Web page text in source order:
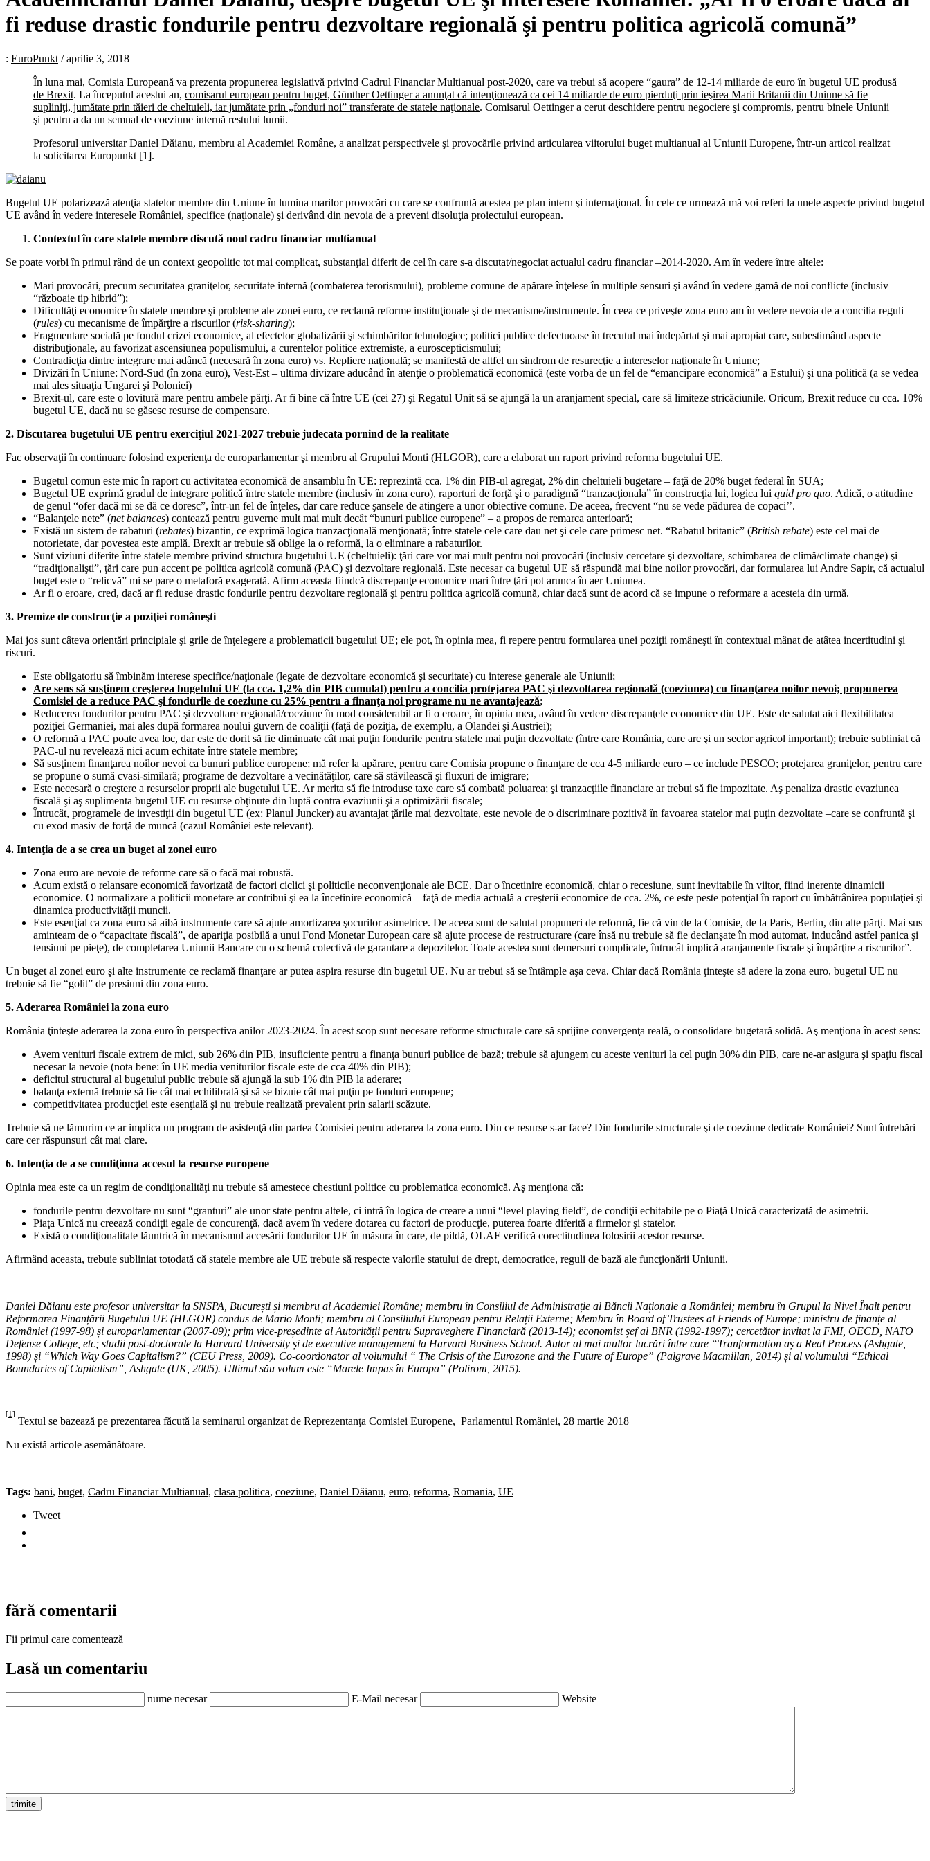
fi reduse drastic fondurile pentru dezvoltare regională şi pentru politica agricolă comună”
: EuroPunkt /aprilie 3, 2018
În luna mai, Comisia Europeană va prezenta propunerea legislativă privind Cadrul Financiar Multianual post-2020, care va trebui să acopere “gaura” de 12-14 miliarde de euro în bugetul UE produsă
de Brexit. La începutul acestui an, comisarul european pentru buget, Günther Oettinger a anunţat că intenţionează ca cei 14 miliarde de euro pierduţi prin ieşirea Marii Britanii din Uniune să fie
supliniţi, jumătate prin tăieri de cheltuieli, iar jumătate prin „fonduri noi” transferate de statele naţionale. Comisarul Oettinger a cerut deschidere pentru negociere şi compromis, pentru binele Uniunii
şi pentru a da un semnal de coeziune internă restului lumii.
Profesorul universitar Daniel Dăianu, membru al Academiei Române, a analizat perspectivele şi provocările privind articularea viitorului buget multianual al Uniunii Europene, într-un articol realizat
la solicitarea Europunkt [1].
Bugetul UE polarizează atenţia statelor membre din Uniune în lumina marilor provocări cu care se confruntă acestea pe plan intern şi internaţional. În cele ce urmează mă voi referi la unele aspecte privind bugetul
UE având în vedere interesele României, specifice (naţionale) şi derivând din nevoia de a preveni disoluţia proiectului european.
Contextul în care statele membre discută noul cadru financiar multianual
Se poate vorbi în primul rând de un context geopolitic tot mai complicat, substanţial diferit de cel în care s-a discutat/negociat actualul cadru financiar –2014-2020. Am în vedere între altele:
Mari provocări, precum securitatea graniţelor, securitate internă (combaterea terorismului), probleme comune de apărare înţelese în multiple sensuri şi având în vedere gamă de noi conflicte (inclusiv
“războaie tip hibrid”);
Dificultăţi economice în statele membre şi probleme ale zonei euro, ce reclamă reforme instituţionale şi de mecanisme/instrumente. În ceea ce priveşte zona euro am în vedere nevoia de a concilia reguli
(rules) cu mecanisme de împărţire a riscurilor (risk-sharing);
Fragmentare socială pe fondul crizei economice, al efectelor globalizării şi schimbărilor tehnologice; politici publice defectuoase în trecutul mai îndepărtat şi mai apropiat care, subestimând aspecte
distribuţionale, au favorizat ascensiunea populismului, a curentelor politice extremiste, a euroscepticismului;
Contradicţia dintre integrare mai adâncă (necesară în zona euro) vs. Repliere naţională; se manifestă de altfel un sindrom de resurecţie a intereselor naţionale în Uniune;
Divizări în Uniune: Nord-Sud (în zona euro), Vest-Est – ultima divizare aducând în atenţie o problematică economică (este vorba de un fel de “emancipare economică” a Estului) şi una politică (a se vedea
mai ales situaţia Ungarei şi Poloniei)
Brexit-ul, care este o lovitură mare pentru ambele părţi. Ar fi bine că între UE (cei 27) şi Regatul Unit să se ajungă la un aranjament special, care să limiteze stricăciunile. Oricum, Brexit reduce cu cca. 10%
bugetul UE, dacă nu se găsesc resurse de compensare.
2. Discutarea bugetului UE pentru exerciţiul 2021-2027 trebuie judecata pornind de la realitate
Fac observaţii în continuare folosind experienţa de europarlamentar şi membru al Grupului Monti (HLGOR), care a elaborat un raport privind reforma bugetului UE.
Bugetul comun este mic în raport cu activitatea economică de ansamblu în UE: reprezintă cca. 1% din PIB-ul agregat, 2% din cheltuieli bugetare – faţă de 20% buget federal în SUA;
Bugetul UE exprimă gradul de integrare politică între statele membre (inclusiv în zona euro), raporturi de forţă şi o paradigmă “tranzacţionala” în construcţia lui, logica lui quid pro quo. Adică, o atitudine
de genul “ofer dacă mi se dă ce doresc”, într-un fel de înţeles, dar care reduce şansele de atingere a unor obiective comune. De aceea, frecvent “nu se vede pădurea de copaci’’.
“Balanţele nete” (net balances) contează pentru guverne mult mai mult decât “bunuri publice europene” – a propos de remarca anterioară;
Există un sistem de rabaturi (rebates) bizantin, ce exprimă logica tranzacţională menţionată; între statele cele care dau net şi cele care primesc net. “Rabatul britanic” (British rebate) este cel mai de
notorietate, dar povestea este amplă. Brexit ar trebuie să oblige la o reformă, la o eliminare a rabaturilor.
Sunt viziuni diferite între statele membre privind structura bugetului UE (cheltuieli): ţări care vor mai mult pentru noi provocări (inclusiv cercetare şi dezvoltare, schimbarea de climă/climate change) şi
“tradiţionalişti”, ţări care pun accent pe politica agricolă comună (PAC) şi dezvoltare regională. Este necesar ca bugetul UE să răspundă mai bine noilor provocări, dar formularea lui Andre Sapir, că actualul
buget este o “relicvă” mi se pare o metaforă exagerată. Afirm aceasta fiindcă discrepanţe economice mari între ţări pot arunca în aer Uniunea.
Ar fi o eroare, cred, dacă ar fi reduse drastic fondurile pentru dezvoltare regională şi pentru politica agricolă comună, chiar dacă sunt de acord că se impune o reformare a acesteia din urmă.
3. Premize de construcţie a poziţiei româneşti
Mai jos sunt câteva orientări principiale şi grile de înţelegere a problematicii bugetului UE; ele pot, în opinia mea, fi repere pentru formularea unei poziţii româneşti în contextual mânat de atâtea incertitudini şi
riscuri.
Este obligatoriu să îmbinăm interese specifice/naţionale (legate de dezvoltare economică şi securitate) cu interese generale ale Uniunii;
Are sens să susţinem creşterea bugetului UE (la cca. 1,2% din PIB cumulat) pentru a concilia protejarea PAC şi dezvoltarea regională (coeziunea) cu finanţarea noilor nevoi; propunerea
Comisiei de a reduce PAC şi fondurile de coeziune cu 25% pentru a finanţa noi programe nu ne avantajează;
Reducerea fondurilor pentru PAC şi dezvoltare regională/coeziune în mod considerabil ar fi o eroare, în opinia mea, având în vedere discrepanţele economice din UE. Este de salutat aici flexibilitatea
poziţiei Germaniei, mai ales după formarea noului guvern de coaliţii (faţă de poziţia, de exemplu, a Olandei şi Austriei);
O reformă a PAC poate avea loc, dar este de dorit să fie diminuate cât mai puţin fondurile pentru statele mai puţin dezvoltate (între care România, care are şi un sector agricol important); trebuie subliniat că
PAC-ul nu revelează nici acum echitate între statele membre;
Să susţinem finanţarea noilor nevoi ca bunuri publice europene; mă refer la apărare, pentru care Comisia propune o finanţare de cca 4-5 miliarde euro – ce include PESCO; protejarea graniţelor, pentru care
se propune o sumă cvasi-similară; programe de dezvoltare a vecinătăţilor, care să stăvilească şi fluxuri de imigrare;
Este necesară o creştere a resurselor proprii ale bugetului UE. Ar merita să fie introduse taxe care să combată poluarea; şi tranzacţiile financiare ar trebui să fie impozitate. Aş penaliza drastic evaziunea
fiscală şi aş suplimenta bugetul UE cu resurse obţinute din luptă contra evaziunii şi a optimizării fiscale;
Întrucât, programele de investiţii din bugetul UE (ex: Planul Juncker) au avantajat ţările mai dezvoltate, este nevoie de o discriminare pozitivă în favoarea statelor mai puţin dezvoltate –care se confruntă şi
cu exod masiv de forţă de muncă (cazul României este relevant).
4. Intenţia de a se crea un buget al zonei euro
Zona euro are nevoie de reforme care să o facă mai robustă.
Acum există o relansare economică favorizată de factori ciclici şi politicile neconvenţionale ale BCE. Dar o încetinire economică, chiar o recesiune, sunt inevitabile în viitor, fiind inerente dinamicii
economice. O normalizare a politicii monetare ar contribui şi ea la încetinire economică – faţă de media actuală a creşterii economice de cca. 2%, ce este peste potenţial în raport cu îmbătrânirea populaţiei şi
dinamica productivităţii muncii.
Este esenţial ca zona euro să aibă instrumente care să ajute amortizarea şocurilor asimetrice. De aceea sunt de salutat propuneri de reformă, fie că vin de la Comisie, de la Paris, Berlin, din alte părţi. Mai sus
aminteam de o “capacitate fiscală”, de apariţia posibilă a unui Fond Monetar European care să ajute procese de restructurare (care însă nu trebuie să fie declanşate în mod automat, inducând astfel panica şi
tensiuni pe pieţe), de completarea Uniunii Bancare cu o schemă colectivă de garantare a depozitelor. Toate acestea sunt demersuri complicate, întrucât implică aranjamente fiscale şi împărţire a riscurilor”.
Un buget al zonei euro şi alte instrumente ce reclamă finanţare ar putea aspira resurse din bugetul UE. Nu ar trebui să se întâmple aşa ceva. Chiar dacă România ţinteşte să adere la zona euro, bugetul UE nu
trebuie să fie “golit” de presiuni din zona euro.
5. Aderarea României la zona euro
România ţinteşte aderarea la zona euro în perspectiva anilor 2023-2024. În acest scop sunt necesare reforme structurale care să sprijine convergenţa reală, o consolidare bugetară solidă. Aş menţiona în acest sens:
Avem venituri fiscale extrem de mici, sub 26% din PIB, insuficiente pentru a finanţa bunuri publice de bază; trebuie să ajungem cu aceste venituri la cel puţin 30% din PIB, care ne-ar asigura şi spaţiu fiscal
necesar la nevoie (nota bene: în UE media veniturilor fiscale este de cca 40% din PIB);
deficitul structural al bugetului public trebuie să ajungă la sub 1% din PIB la aderare;
balanţa externă trebuie să fie cât mai echilibrată şi să se bizuie cât mai puţin pe fonduri europene;
competitivitatea producţiei este esenţială şi nu trebuie realizată prevalent prin salarii scăzute.
Trebuie să ne lămurim ce ar implica un program de asistenţă din partea Comisiei pentru aderarea la zona euro. Din ce resurse s-ar face? Din fondurile structurale şi de coeziune dedicate României? Sunt întrebări
care cer răspunsuri cât mai clare.
6. Intenţia de a se condiţiona accesul la resurse europene
Opinia mea este ca un regim de condiţionalităţi nu trebuie să amestece chestiuni politice cu problematica economică. Aş menţiona că:
fondurile pentru dezvoltare nu sunt “granturi” ale unor state pentru altele, ci intră în logica de creare a unui “level playing field”, de condiţii echitabile pe o Piaţă Unică caracterizată de asimetrii.
Piaţa Unică nu creează condiţii egale de concurenţă, dacă avem în vedere dotarea cu factori de producţie, puterea foarte diferită a firmelor şi statelor.
Există o condiţionalitate lăuntrică în mecanismul accesării fondurilor UE în măsura în care, de pildă, OLAF verifică corectitudinea folosirii acestor resurse.
Afirmând aceasta, trebuie subliniat totodată că statele membre ale UE trebuie să respecte valorile statului de drept, democratice, reguli de bază ale funcţionării Uniunii.
Daniel Dăianu este profesor universitar la SNSPA, București și membru al Academiei Române; membru în Consiliul de Administrație al Băncii Naționale a României; membru în Grupul la Nivel Înalt pentru
Reformarea Finanțării Bugetului UE (HLGOR) condus de Mario Monti; membru al Consiliului European pentru Relații Externe; Membru în Board of Trustees al Friends of Europe; ministru de finanțe al
României (1997-98) și europarlamentar (2007-09); prim vice-președinte al Autorității pentru Supraveghere Financiară (2013-14); economist șef al BNR (1992-1997); cercetător invitat la FMI, OECD, NATO
Defense College, etc; studii post-doctorale la Harvard University și de executive management la Harvard Business School. Autor al mai multor lucrări între care “Tranformation aș a Real Process (Ashgate,
1998) și “Which Way Goes Capitalism?” (CEU Press, 2009). Co-coordonator al volumului “ The Crisis of the Eurozone and the Future of Europe” (Palgrave Macmillan, 2014) și al volumului “Ethical
Boundaries of Capitalism”, Ashgate (UK, 2005). Ultimul său volum este “Marele Impas în Europa” (Polirom, 2015).
[1]
Textul se bazează pe prezentarea făcută la seminarul organizat de Reprezentanţa Comisiei Europene, Parlamentul României, 28 martie 2018
Nu există articole asemănătoare.
Tags: bani, buget, Cadru Financiar Multianual, clasa politica, coeziune, Daniel Dăianu, euro, reforma, Romania, UE
Tweet
fără comentarii
Fii primul care comentează
Lasă un comentariu
nume necesar E-Mail necesar Website